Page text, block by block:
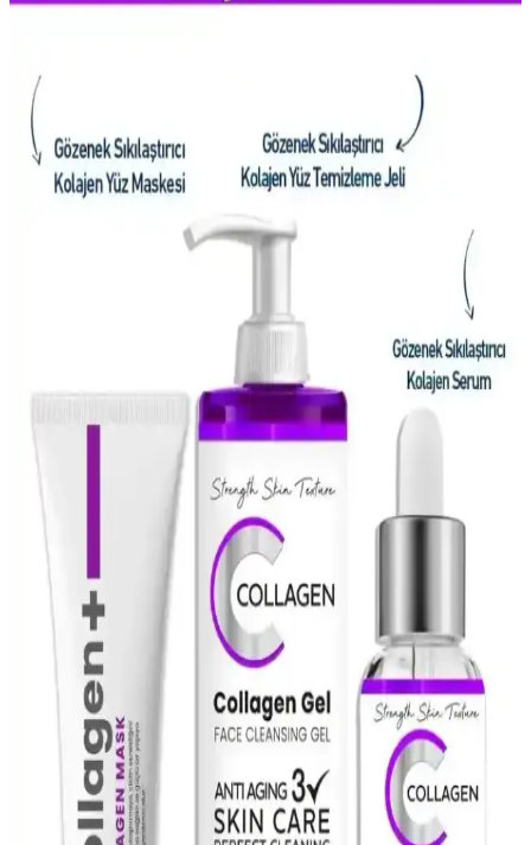
maskeleri gibi Asya güzellik ürünleri düzenli kullanımda etkili
sonuçlar sunar.
Gözenek Görünümünü Azaltmak İçin Etkili Ürünler
ve Bakım Yöntemleri
Gözenek görünümünü azaltmak için nem dengesi, kimyasal
eksfoliasyon ve uygun temizleyicilerle etkili bakım yöntemleri
sunulmaktadır. Doğru ürün seçimi ve düzenli uygulama önemlidir.
Yüzdeki Siyah Noktalar ve Sebum Filamentleri:
Tanı ve Etkili Tedavi Yöntemleri
Yüzdeki siyah noktalar ve sebum filamentleri arasındaki farklar, cilt
tipine uygun kimyasal eksfoliasyon, yağ bazlı temizleyiciler ve
profesyonel uygulamalarla etkili tedavi yöntemleri anlatılmaktadır.
CeraVe Retinol Serumu ile Yağlı ve Düzensiz
Ciltlerde Yenilikçi Bakım Çözümü
CeraVe’nin retinol serumu, yağlı ve düzensiz ciltler için cilt
yenileme ve ton eşitliği sağlar, pürüzleri azaltır, uzun vadede sağlıklı
ve parlak bir görünüm sunar.
NYX Pore Filler Targeted Stick: Gözenekleri
Gizleme ve Cildi Pürüzsüzleştirme Çözümü
NYX Pore Filler Targeted Stick, gözenekleri gizleyip cildi
pürüzsüzleştiren doğal ve vegan formülüyle günlük makyajda pratik
kullanım sağlar.
Doğal İçerikli Yüz Maskeleri ile Cilt Bakımında
Sağlıklı ve Parlak Sonuçlar